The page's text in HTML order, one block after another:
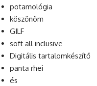
potamológia
köszönöm
GILF
soft all inclusive
Digitális tartalomkészítő
panta rhei
és